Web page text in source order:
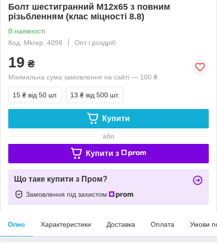
Болт шестигранний М12х65 з повним
різьбленням (клас міцності 8.8)
В наявності
Код: Mkrep. 4098
Опт і роздріб
19 ₴
Мінімальна сума замовлення на сайті — 100 ₴
15 ₴ від 50 шт. 13 ₴ від 500 шт.
Купити
або
Купити з
Що таке купити з Пром?
Замовлення під захистом
Опис Характеристики Доставка Оплата Умови